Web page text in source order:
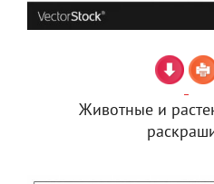
Животные и